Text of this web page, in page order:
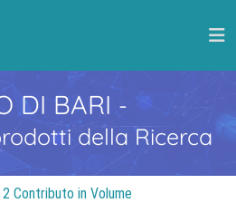
DI BARI -
della Ricerca
2 Contributo in Volume